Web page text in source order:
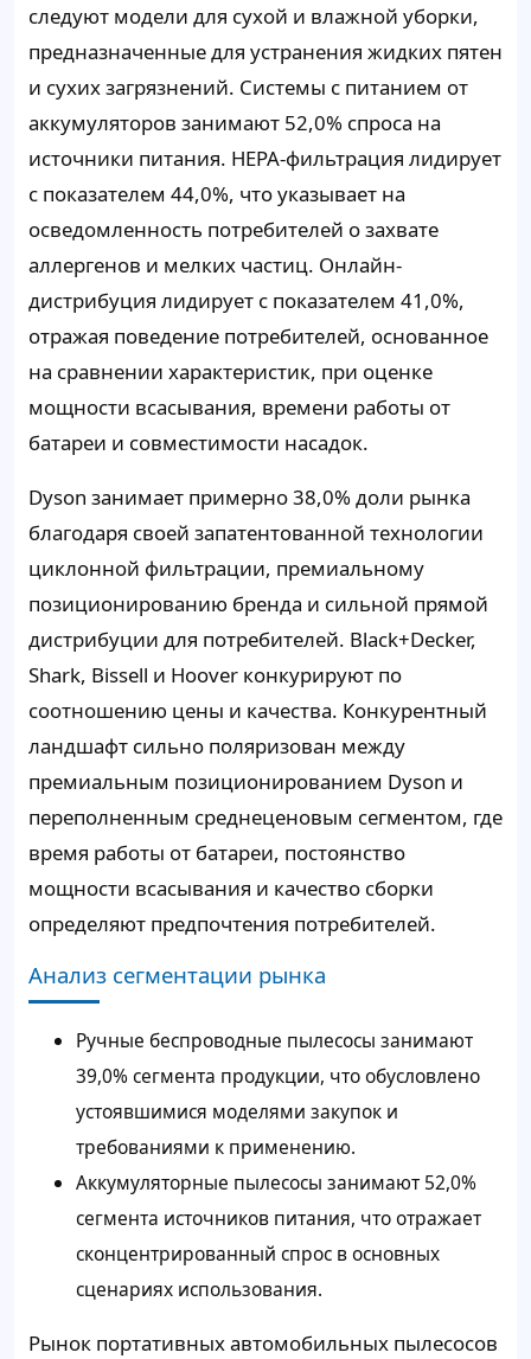
следуют модели для сухой и влажной уборки,
предназначенные для устранения жидких пятен
и сухих загрязнений. Системы с питанием от
аккумуляторов занимают 52,0% спроса на
источники питания. HEPA-фильтрация лидирует
с показателем 44,0%, что указывает на
осведомленность потребителей о захвате
аллергенов и мелких частиц. Онлайн-
дистрибуция лидирует с показателем 41,0%,
отражая поведение потребителей, основанное
на сравнении характеристик, при оценке
мощности всасывания, времени работы от
батареи и совместимости насадок.
Dyson занимает примерно 38,0% доли рынка
благодаря своей запатентованной технологии
циклонной фильтрации, премиальному
позиционированию бренда и сильной прямой
дистрибуции для потребителей. Black+Decker,
Shark, Bissell и Hoover конкурируют по
соотношению цены и качества. Конкурентный
ландшафт сильно поляризован между
премиальным позиционированием Dyson и
переполненным среднеценовым сегментом, где
время работы от батареи, постоянство
мощности всасывания и качество сборки
определяют предпочтения потребителей.
Анализ сегментации рынка
Ручные беспроводные пылесосы занимают
39,0% сегмента продукции, что обусловлено
устоявшимися моделями закупок и
требованиями к применению.
Аккумуляторные пылесосы занимают 52,0%
сегмента источников питания, что отражает
сконцентрированный спрос в основных
сценариях использования.
Рынок портативных автомобильных пылесосов